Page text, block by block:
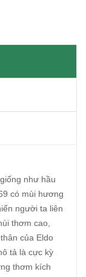
như hầu
có mùi hương
người ta liên
thơm cao,
của Eldo
tả là cực kỳ
thơm kích